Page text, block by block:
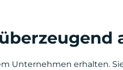
Unternehmen erhalten.